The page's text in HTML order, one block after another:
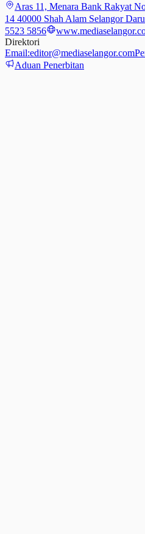
Aras 11, Menara Bank Rakyat
14 40000 Shah Alam Selangor
5523 5856
Direktori
Email:editor@mediaselangor.com
Aduan Penerbitan